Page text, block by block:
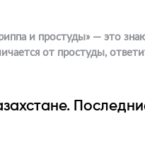
и простуды» — это
от простуды,